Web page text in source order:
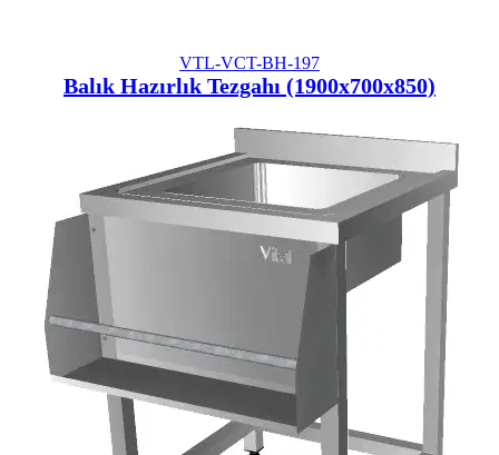
VTL-VCT-BH-197
Balık Hazırlık Tezgahı (1900x700x850)